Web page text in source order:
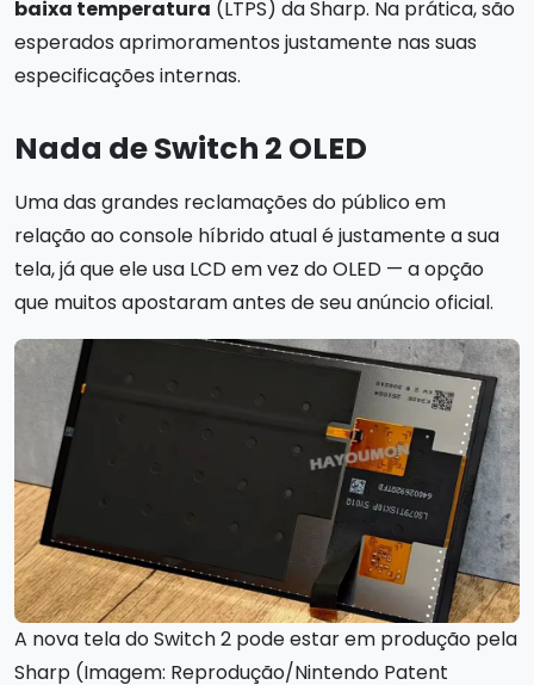
baixa temperatura (LTPS) da Sharp. Na prática, são
esperados aprimoramentos justamente nas suas
especificações internas.
Nada de Switch 2 OLED
Uma das grandes reclamações do público em
relação ao console híbrido atual é justamente a sua
tela, já que ele usa LCD em vez do OLED — a opção
que muitos apostaram antes de seu anúncio oficial.
A nova tela do Switch 2 pode estar em produção pela
Sharp (Imagem: Reprodução/Nintendo Patent